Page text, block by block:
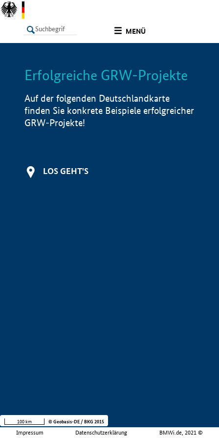
MENÜ
LISTE Info
Erfolgreiche GRW-Projekte
Auf der folgenden Deutschlandkarte
finden Sie konkrete Beispiele erfolgreicher
GRW-Projekte!
LOS GEHT'S
Impressum Datenschutzerklärung BMWi.de, 2021 ©
100 km © Geobasis-DE / BKG 2015